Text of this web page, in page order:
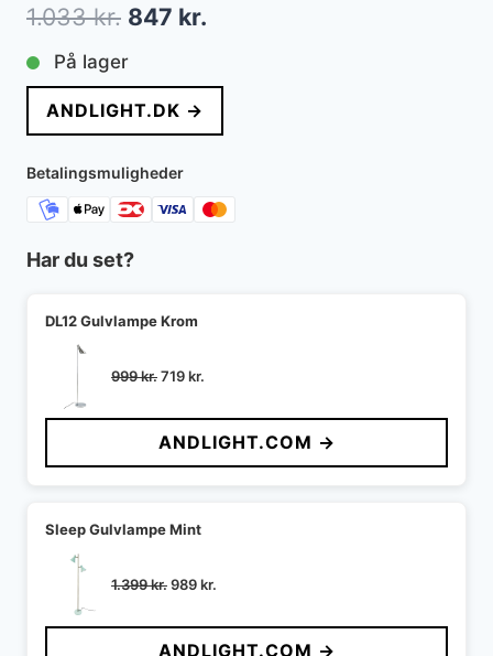
1.033kr. Den
oprindelige
pris
var:
1.033 kr..
847 kr.
pris
er:
På lager
ANDLIGHT.DK →
Betalingsmuligheder
Har du set?
DL12 Gulvlampe Krom
999kr.Den
pris
var:
999 kr..
719kr.
pris
er:
719 kr..
ANDLIGHT.COM →
Sleep Gulvlampe Mint
1.399kr.Den
pris
var:
989kr.
pris
er:
ANDLIGHT.COM →